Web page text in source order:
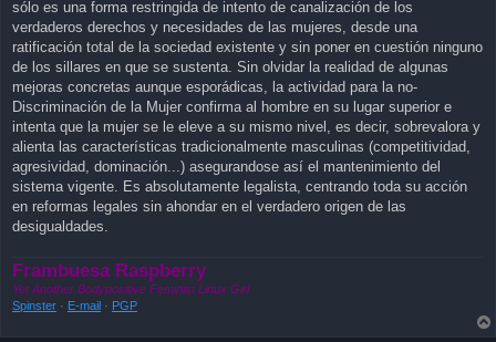
sólo es una forma restringida de intento de canalización de los
verdaderos derechos y necesidades de las mujeres, desde una
ratificación total de la sociedad existente y sin poner en cuestión ninguno
de los sillares en que se sustenta. Sin olvidar la realidad de algunas
mejoras concretas aunque esporádicas, la actividad para la no-
Discriminación de la Mujer confirma al hombre en su lugar superior e
intenta que la mujer se le eleve a su mismo nivel, es decir, sobrevalora y
alienta las características tradicionalmente masculinas (competitividad,
agresividad, dominación...) asegurandose así el mantenimiento del
sistema vigente. Es absolutamente legalista, centrando toda su acción
en reformas legales sin ahondar en el verdadero origen de las
desigualdades.
Frambuesa Raspberry
Yet Another Bodypositive Feminist Linux Girl
Spinster · E-mail · PGP